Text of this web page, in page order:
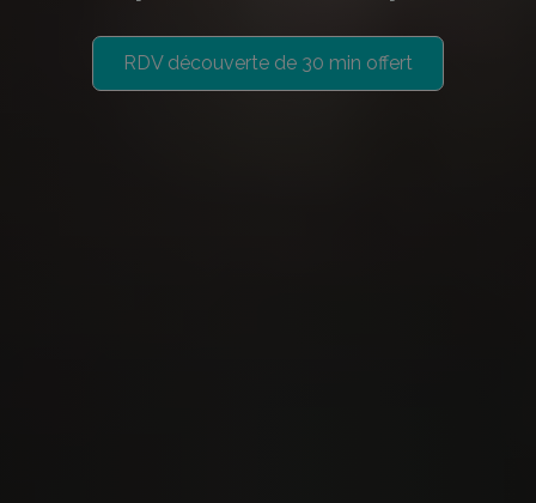
RDV découverte de 30 min offert